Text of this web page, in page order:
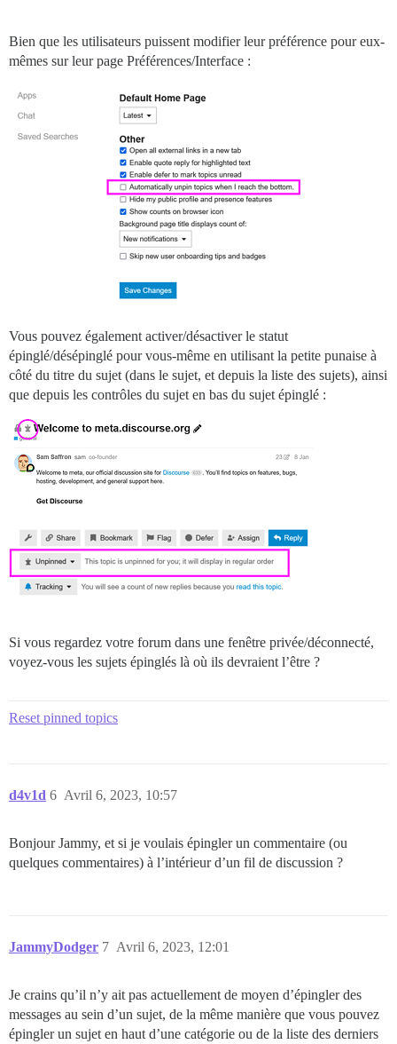
Bien que les utilisateurs puissent modifier leur préférence pour eux-
mêmes sur leur page Préférences/Interface :
Vous pouvez également activer/désactiver le statut
épinglé/désépinglé pour vous-même en utilisant la petite punaise à
côté du titre du sujet (dans le sujet, et depuis la liste des sujets), ainsi
que depuis les contrôles du sujet en bas du sujet épinglé :
Si vous regardez votre forum dans une fenêtre privée/déconnecté,
voyez-vous les sujets épinglés là où ils devraient l’être ?
Reset pinned topics
d4v1d Avril 6, 2023, 10:57
6
Bonjour Jammy, et si je voulais épingler un commentaire (ou
quelques commentaires) à l’intérieur d’un fil de discussion ?
JammyDodger Avril 6, 2023, 12:01
7
Je crains qu’il n’y ait pas actuellement de moyen d’épingler des
messages au sein d’un sujet, de la même manière que vous pouvez
épingler un sujet en haut d’une catégorie ou de la liste des derniers